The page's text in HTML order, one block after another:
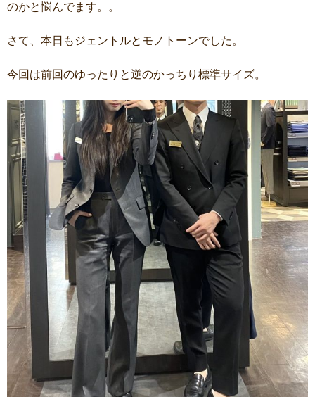
のかと悩んでます。。
さて、本日もジェントルとモノトーンでした。
今回は前回のゆったりと逆のかっちり標準サイズ。